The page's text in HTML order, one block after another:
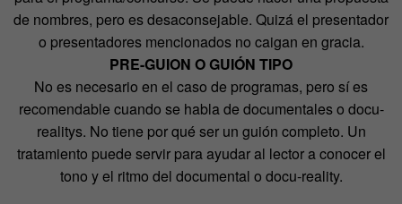
de nombres, pero es desaconsejable. Quizá el presentador
o presentadores mencionados no caigan en gracia.
PRE-GUION O GUIÓN TIPO
No es necesario en el caso de programas, pero sí es
recomendable cuando se habla de documentales o docu-
realitys. No tiene por qué ser un guión completo. Un
tratamiento puede servir para ayudar al lector a conocer el
tono y el ritmo del documental o docu-reality.